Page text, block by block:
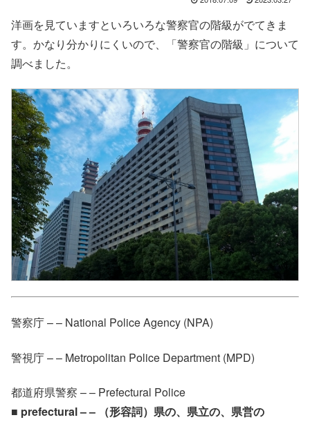
洋画を見ていますといろいろな警察官の階級がでてきま
す。かなり分かりにくいので、「警察官の階級」について
調べました。
警察庁 – – National Police Agency (NPA)
警視庁 – – Metropolitan Police Department (MPD)
都道府県警察 – – Prefectural Police
■ prefectural – – （形容詞）県の、県立の、県営の